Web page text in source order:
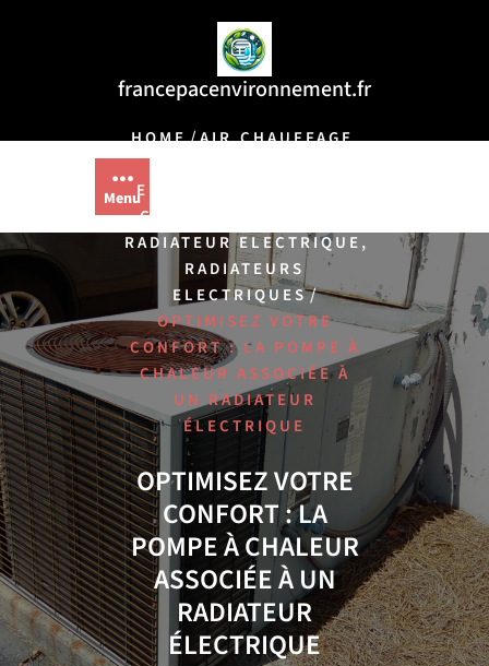
francepacenvironnement.fr
Menu
HOME/AIR,CHAUFFAGE,
ELECTRIQUE
CHALEUR
RADIATEUR ELECTRIQUE,
RADIATEURS
ELECTRIQUES/
OPTIMISEZ VOTRE
CONFORT : LA POMPE À
CHALEUR ASSOCIÉE À
UN RADIATEUR
ÉLECTRIQUE
OPTIMISEZ VOTRE
CONFORT : LA
POMPE À CHALEUR
ASSOCIÉE À UN
RADIATEUR
ÉLECTRIQUE